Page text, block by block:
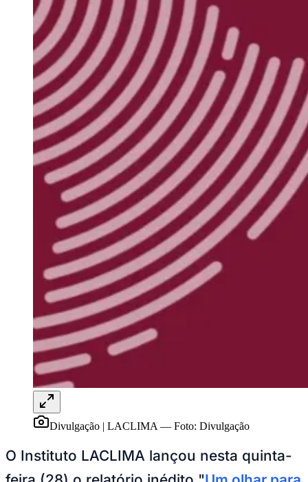
Para Sua Empresa
Anuncie Regional
Guia de Empresas
Vagas na Região
Novo
Hub de Negócios
Guia Comercial
Selo Verificado
Portal Educacional
Agenda de Vestibulares
Vagas de Emprego
Concursos
Panorama Econômico
Panorama Econômico
Para Sua Empresa
Anuncie no Portal
Verificar Empresa
Novo
Anunciar VagasNovo
Publicidade Legal
NBA
NFL
Fórmula 1
UFC
Tênis (ATP)
MLB
NHL
Atletismo
Vôlei
NBB
Competições de Futebol
Brasileirão Série A
Divulgação | LACLIMA — Foto: Divulgação
O Instituto LACLIMA lançou nesta quinta-